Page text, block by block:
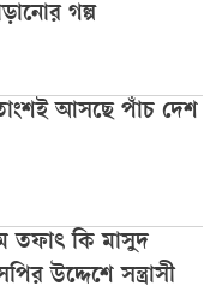
গল্প
আসছে পাঁচ দেশ
তফাৎ কি মাসুদ
উদ্দেশে সন্ত্রাসী